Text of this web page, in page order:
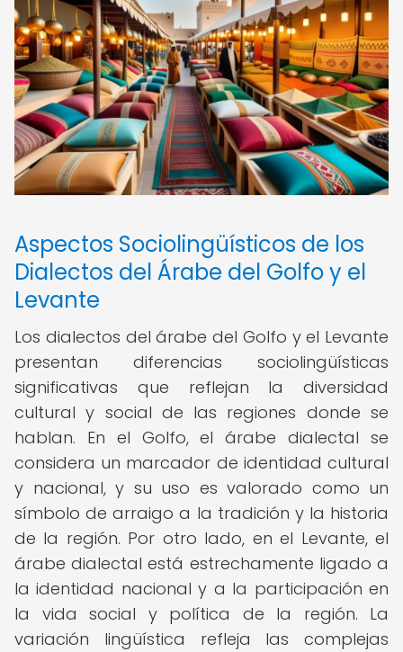
Aspectos Sociolingüísticos de los
Dialectos del Árabe del Golfo y el
Levante
Los dialectos del árabe del Golfo y el Levante
presentan diferencias sociolingüísticas
significativas que reflejan la diversidad
cultural y social de las regiones donde se
hablan. En el Golfo, el árabe dialectal se
considera un marcador de identidad cultural
y nacional, y su uso es valorado como un
símbolo de arraigo a la tradición y la historia
de la región. Por otro lado, en el Levante, el
árabe dialectal está estrechamente ligado a
la identidad nacional y a la participación en
la vida social y política de la región. La
variación lingüística refleja las complejas